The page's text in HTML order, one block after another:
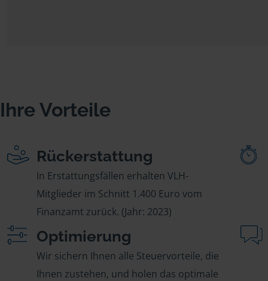
Ihre Vorteile
Rückerstattung
In Erstattungsfällen erhalten VLH-
Mitglieder im Schnitt 1.400 Euro vom
Finanzamt zurück. (Jahr: 2023)
Optimierung
Wir sichern Ihnen alle Steuervorteile, die
Ihnen zustehen, und holen das optimale